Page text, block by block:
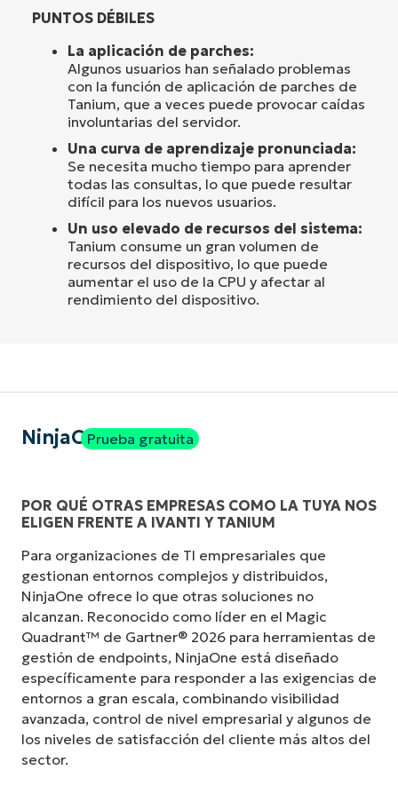
PUNTOS DÉBILES
La aplicación de parches:
Algunos usuarios han señalado problemas
con la función de aplicación de parches de
Tanium, que a veces puede provocar caídas
involuntarias del servidor.
Una curva de aprendizaje pronunciada:
Se necesita mucho tiempo para aprender
todas las consultas, lo que puede resultar
difícil para los nuevos usuarios.
Un uso elevado de recursos del sistema:
Tanium consume un gran volumen de
recursos del dispositivo, lo que puede
aumentar el uso de la CPU y afectar al
rendimiento del dispositivo.
NinjaOnePrueba gratuita
POR QUÉ OTRAS EMPRESAS COMO LA TUYA NOS
ELIGEN FRENTE A IVANTI Y TANIUM
Para organizaciones de TI empresariales que
gestionan entornos complejos y distribuidos,
NinjaOne ofrece lo que otras soluciones no
alcanzan. Reconocido como líder en el Magic
Quadrant™ de Gartner® 2026 para herramientas de
gestión de endpoints, NinjaOne está diseñado
específicamente para responder a las exigencias de
entornos a gran escala, combinando visibilidad
avanzada, control de nivel empresarial y algunos de
los niveles de satisfacción del cliente más altos del
sector.